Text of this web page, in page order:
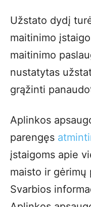
Užstato dydį
maitinimo
maitinimo
nustatytas
grąžinti
Aplinkos
parengęs
įstaigoms apie
maisto ir gėrimų
Svarbios